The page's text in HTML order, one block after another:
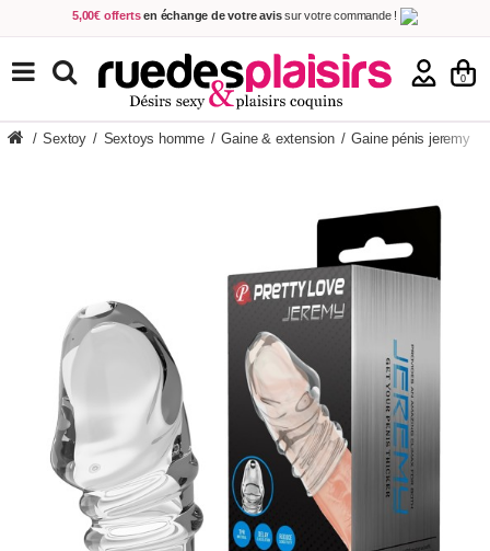
5,00€ offerts en échange de votre avissur votre commande !
Achetez aujourd'hui. Décidez quand payer !
Livraison en 48h
au prix de 2,90 € ! (Offerte dès 69,00€ d'achat)
0
TOUS NOS PRODUITS
/ Sextoy / Sextoys homme / Gaine & extension / Gaine pénis jeremy